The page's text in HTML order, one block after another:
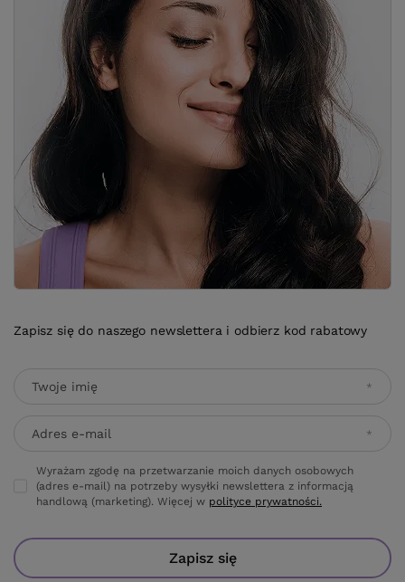
Zapisz się do naszego newslettera i odbierz kod rabatowy
Twoje imię
Adres e-mail
Wyrażam zgodę na przetwarzanie moich danych osobowych
(adres e-mail) na potrzeby wysyłki newslettera z informacją
handlową (marketing). Więcej w polityce prywatności.
Zapisz się